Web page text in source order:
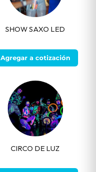
SHOW SAXO LED
Agregar a cotización
CIRCO DE LUZ